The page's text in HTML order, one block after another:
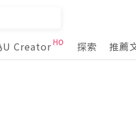
U Creator 探索 推薦